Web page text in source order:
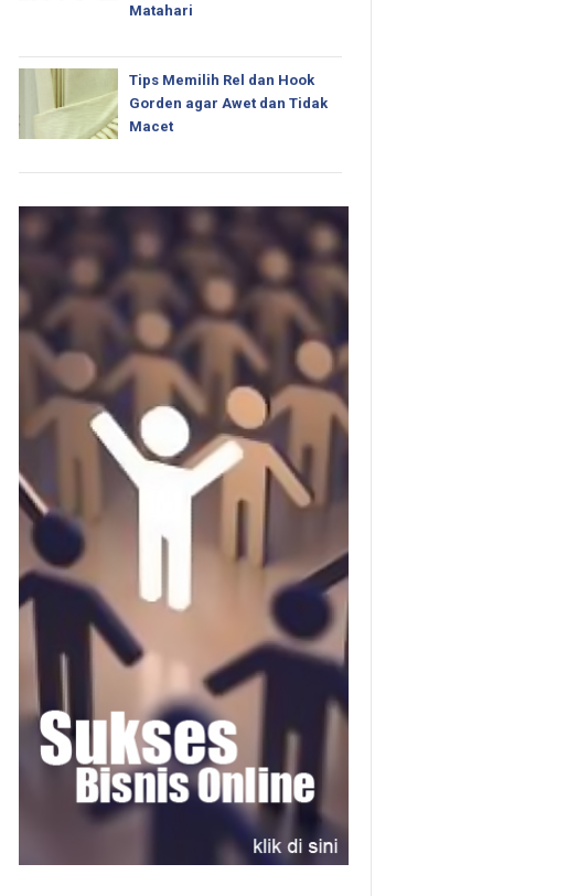
Matahari
Tips Memilih Rel dan Hook
Gorden agar Awet dan Tidak
Macet